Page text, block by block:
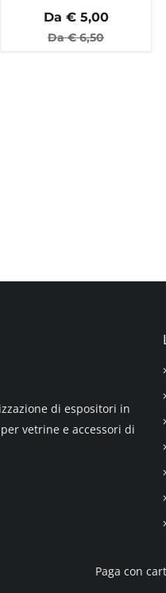
Da €5,00
Da €6,50
di espositori in
vetrine e accessori di
Paga con